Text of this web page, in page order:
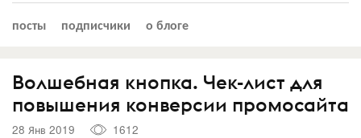
посты подписчики о блоге
Волшебная кнопка. Чек-лист для
повышения конверсии промосайта
28 Янв 2019
1612